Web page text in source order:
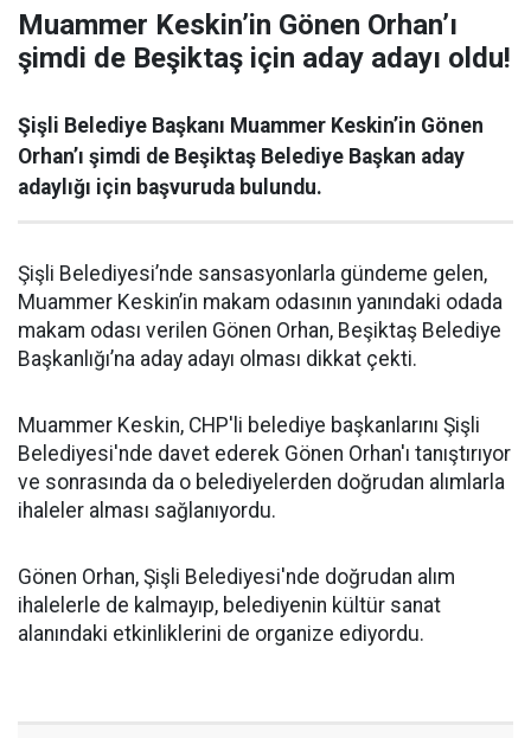
Muammer Keskin’in Gönen Orhan’ı
şimdi de Beşiktaş için aday adayı oldu!
Şişli Belediye Başkanı Muammer Keskin’in Gönen
Orhan’ı şimdi de Beşiktaş Belediye Başkan aday
adaylığı için başvuruda bulundu.
Şişli Belediyesi’nde sansasyonlarla gündeme gelen,
Muammer Keskin’in makam odasının yanındaki odada
makam odası verilen Gönen Orhan, Beşiktaş Belediye
Başkanlığı’na aday adayı olması dikkat çekti.
Muammer Keskin, CHP'li belediye başkanlarını Şişli
Belediyesi'nde davet ederek Gönen Orhan'ı tanıştırıyor
ve sonrasında da o belediyelerden doğrudan alımlarla
ihaleler alması sağlanıyordu.
Gönen Orhan, Şişli Belediyesi'nde doğrudan alım
ihalelerle de kalmayıp, belediyenin kültür sanat
alanındaki etkinliklerini de organize ediyordu.